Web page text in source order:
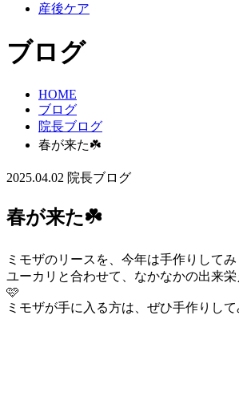
産後ケア
ブログ
HOME
ブログ
院長ブログ
春が来た☘️
2025.04.02 院長ブログ
春が来た☘️
ミモザのリースを、今年は手作りしてみ
ユーカリと合わせて、なかなかの出来
🩷
ミモザが手に入る方は、ぜひ手作りして